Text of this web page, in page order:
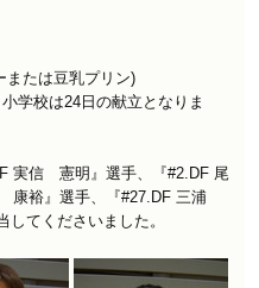
たは豆乳プリン)
学校は24日の献立となりま
実信 憲明 』選手、『#2.DF 尾
康裕』選手、『#27.DF 三浦
てくださいました。